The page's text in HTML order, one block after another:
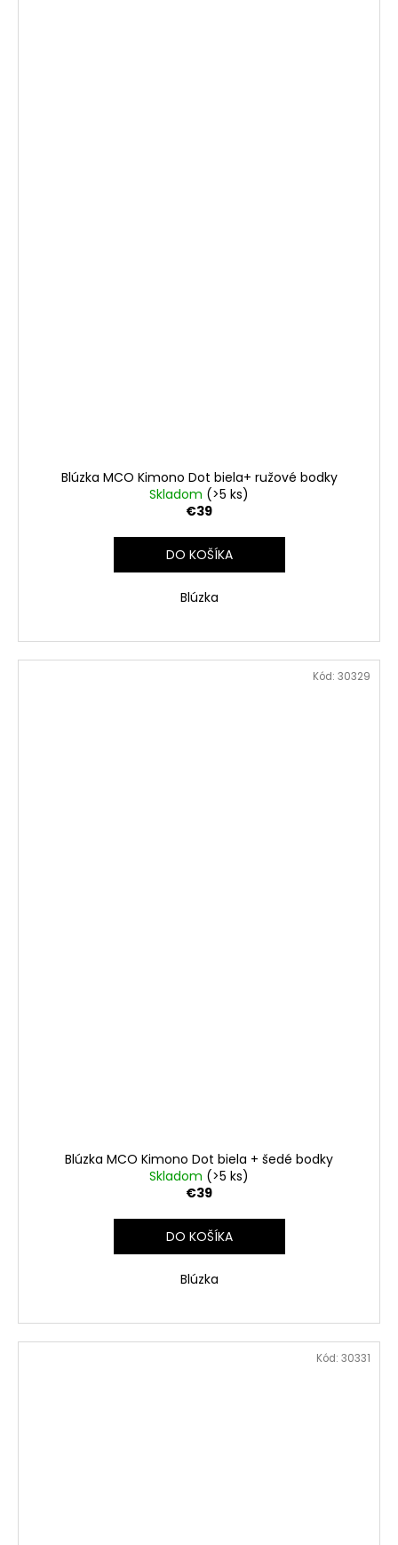
Blúzka MCO Kimono Dot biela+ ružové bodky
Skladom (>5 ks)
€39
DO KOŠÍKA
Blúzka
Blúzka MCO Kimono Dot biela + šedé bodky
Skladom (>5 ks)
€39
DO KOŠÍKA
Blúzka
Kód: 30329
Kód: 30331